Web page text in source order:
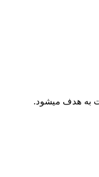
به هدف میشود.